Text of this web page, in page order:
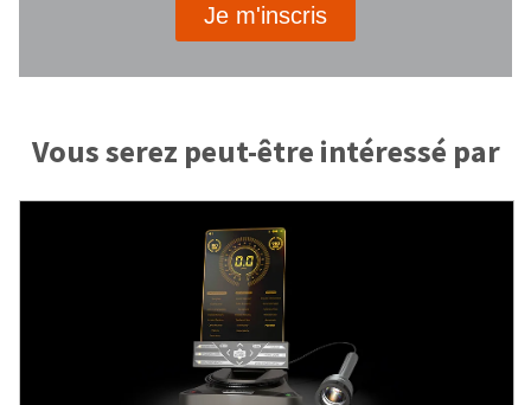
Je m'inscris
Vous serez peut-être intéressé par